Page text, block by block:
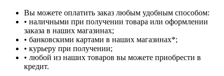
Вы можете оплатить заказ любым удобным способом:
• наличными при получении товара или оформлении
заказа в наших магазинах;
• банковскими картами в наших магазинах*;
• курьеру при получении;
• любой из наших товаров вы можете приобрести в
кредит.